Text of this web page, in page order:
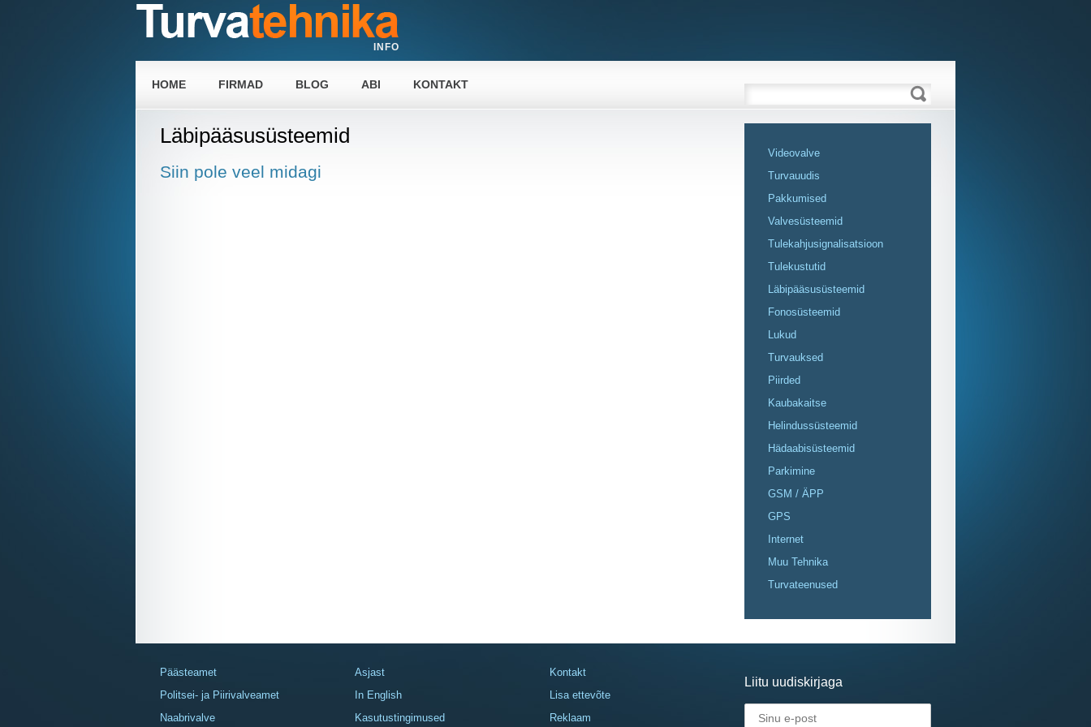
INFO
HOME FIRMAD BLOG ABI KONTAKT
Läbipääsusüsteemid
Siin pole veel midagi
Videovalve
Turvauudis
Pakkumised
Valvesüsteemid
Tulekahjusignalisatsioon
Tulekustutid
Läbipääsusüsteemid
Fonosüsteemid
Lukud
Turvauksed
Piirded
Kaubakaitse
Helindussüsteemid
Hädaabisüsteemid
Parkimine
GSM / ÄPP
GPS
Internet
Muu Tehnika
Turvateenused
Päästeamet
Politsei- ja Piirivalveamet
Naabrivalve
Asjast
In English
Kasutustingimused
Kontakt
Lisa ettevõte
Reklaam
Liitu uudiskirjaga